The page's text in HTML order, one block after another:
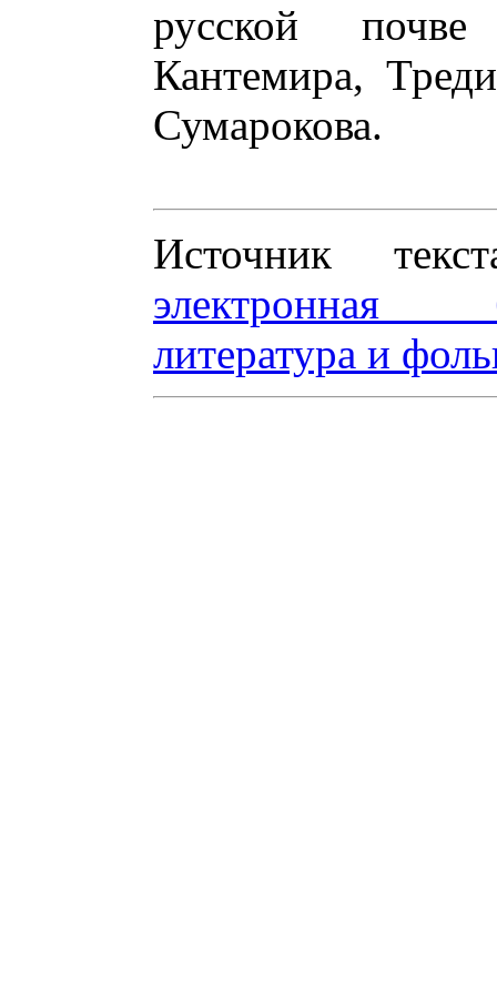
русской
Кантемира,
Сумарокова.
Источник
электронная
литература и